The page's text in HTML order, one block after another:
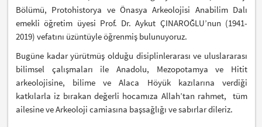
Bölümü, Protohistorya ve Önasya Arkeolojisi Anabilim Dalı
emekli öğretim üyesi Prof. Dr. Aykut ÇINAROĞLU’nun (1941-
2019) vefatını üzüntüyle öğrenmiş bulunuyoruz.
Bugüne kadar yürütmüş olduğu disiplinlerarası ve uluslararası
bilimsel çalışmaları ile Anadolu, Mezopotamya ve Hitit
arkeolojisine, bilime ve Alaca Höyük kazılarına verdiği
katkılarla iz bırakan değerli hocamıza Allah’tan rahmet, tüm
ailesine ve Arkeoloji camiasına başsağlığı ve sabırlar dileriz.